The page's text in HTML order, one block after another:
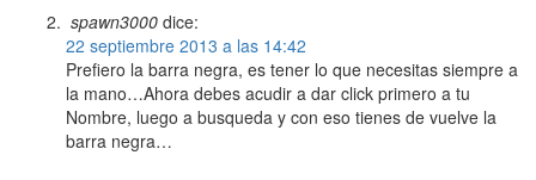
spawn3000 dice:
22 septiembre 2013 a las 14:42
Prefiero la barra negra, es tener lo que necesitas siempre a
la mano…Ahora debes acudir a dar click primero a tu
Nombre, luego a busqueda y con eso tienes de vuelve la
barra negra…